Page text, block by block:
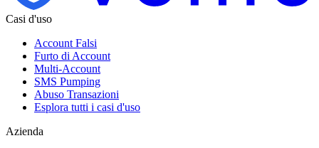
Casi d'uso
Account Falsi
Furto di Account
Multi-Account
SMS Pumping
Abuso Transazioni
Esplora tutti i casi d'uso
Azienda